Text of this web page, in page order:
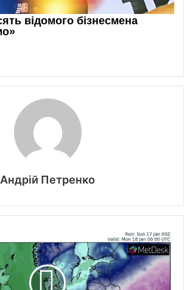
Андрій Петренко